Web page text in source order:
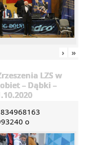
› »
LZS w
– Dąbki –
o